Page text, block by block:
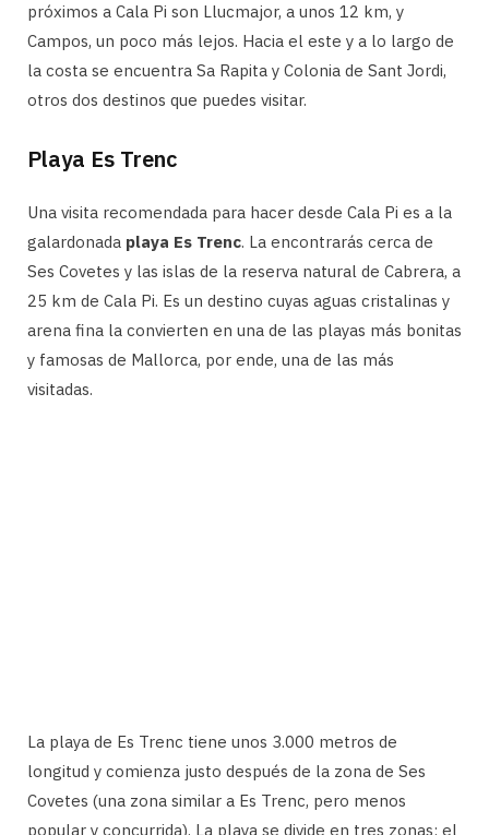
próximos a Cala Pi son Llucmajor, a unos 12 km, y
Campos, un poco más lejos. Hacia el este y a lo largo de
la costa se encuentra Sa Rapita y Colonia de Sant Jordi,
otros dos destinos que puedes visitar.
Playa Es Trenc
Una visita recomendada para hacer desde Cala Pi es a la
galardonada playa Es Trenc. La encontrarás cerca de
Ses Covetes y las islas de la reserva natural de Cabrera, a
25 km de Cala Pi. Es un destino cuyas aguas cristalinas y
arena fina la convierten en una de las playas más bonitas
y famosas de Mallorca, por ende, una de las más
visitadas.
La playa de Es Trenc tiene unos 3.000 metros de
longitud y comienza justo después de la zona de Ses
Covetes (una zona similar a Es Trenc, pero menos
popular y concurrida). La playa se divide en tres zonas: el